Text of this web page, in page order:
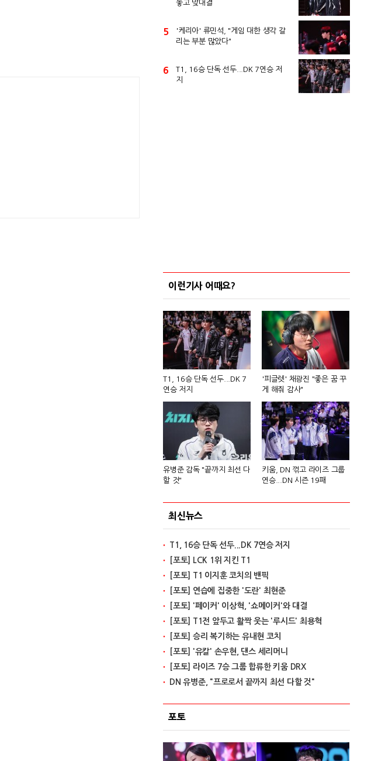
놓고 맞대결
5
'케리아' 류민석, "게임 대한 생각 갈
리는 부분 많았다"
6
T1, 16승 단독 선두...DK 7연승 저
지
이런기사 어때요?
T1, 16승 단독 선두...DK 7
연승 저지
'피글렛' 채광진 "좋은 꿈 꾸
게 해줘 감사"
유병준 감독 "끝까지 최선 다
할 것"
키움, DN 꺾고 라이즈 그룹
연승...DN 시즌 19패
최신뉴스
T1, 16승 단독 선두...DK 7연승 저지
[포토] LCK 1위 지킨 T1
[포토] T1 이지훈 코치의 밴픽
[포토] 연습에 집중한 '도란' 최현준
[포토] '페이커' 이상혁, '쇼메이커'와 대결
[포토] T1전 앞두고 활짝 웃는 '루시드' 최용혁
[포토] 승리 복기하는 유내현 코치
[포토] '유칼' 손우현, 댄스 세리머니
[포토] 라이즈 7승 그룹 합류한 키움 DRX
DN 유병준, "프로로서 끝까지 최선 다할 것"
포토